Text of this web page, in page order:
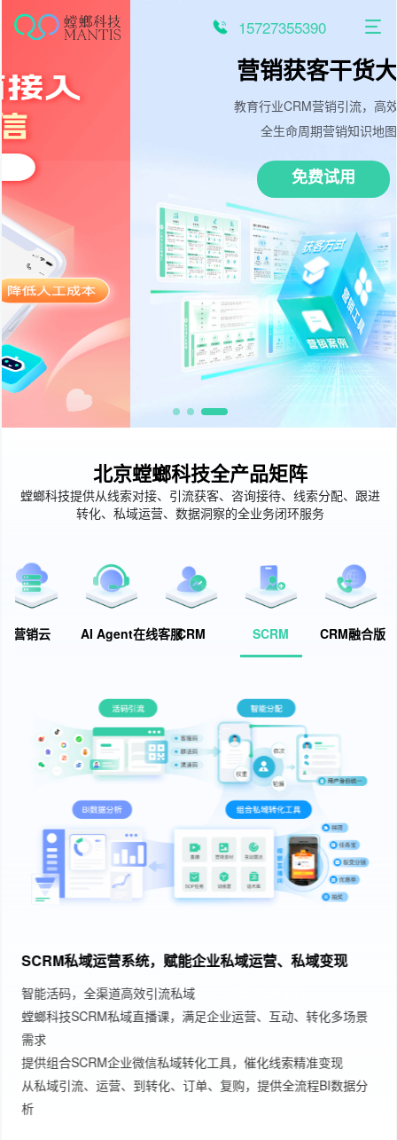
15727355390
营销获客干货大图
教育行业CRM营销引流，高效获客
全生命周期营销知识地图
北京螳螂科技全产品矩阵
螳螂科技提供从线索对接、引流获客、咨询接待、线索分配、跟进
转化、私域运营、数据洞察的全业务闭环服务
营销云 AI Agent在线客服CRM SCRM CRM融合版
SCRM私域运营系统，赋能企业私域运营、私域变现
智能活码，全渠道高效引流私域SCRM私域管理系统
螳螂科技SCRM私域直播课，满足企业运营、互动、转化多场景
需求
提供组合SCRM企业微信私域转化工具，催化线索精准变现
从私域引流、运营、到转化、订单、复购，提供全流程BI数据分
析